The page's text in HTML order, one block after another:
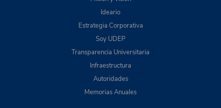
Ideario
Estrategia Corporativa
Soy UDEP
Transparencia Universitaria
Infraestructura
Autoridades
Memorias Anuales